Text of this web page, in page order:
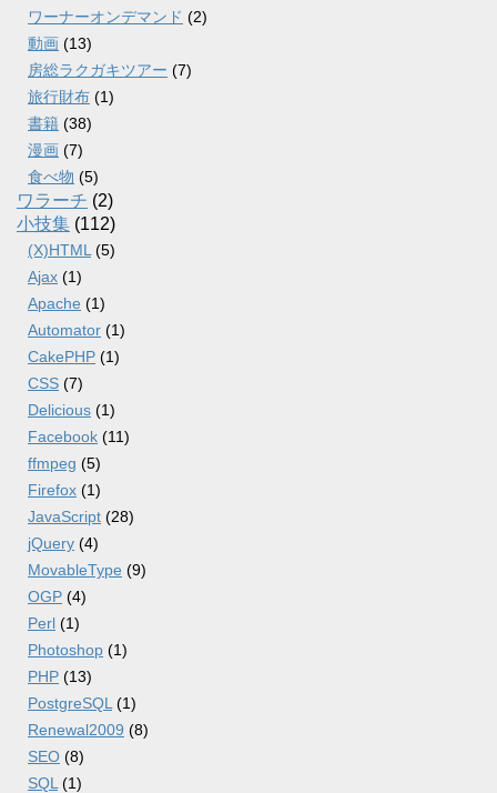
ワーナーオンデマンド (2)
動画 (13)
房総ラクガキツアー (7)
旅行財布 (1)
書籍 (38)
漫画 (7)
食べ物 (5)
ワラーチ (2)
小技集 (112)
(X)HTML (5)
Ajax (1)
Apache (1)
Automator (1)
CakePHP (1)
CSS (7)
Delicious (1)
Facebook (11)
ffmpeg (5)
Firefox (1)
JavaScript (28)
jQuery (4)
MovableType (9)
OGP (4)
Perl (1)
Photoshop (1)
PHP (13)
PostgreSQL (1)
Renewal2009 (8)
SEO (8)
SQL (1)